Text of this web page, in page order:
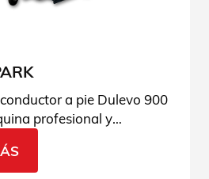
a pie Dulevo 900
profesional y
más información.